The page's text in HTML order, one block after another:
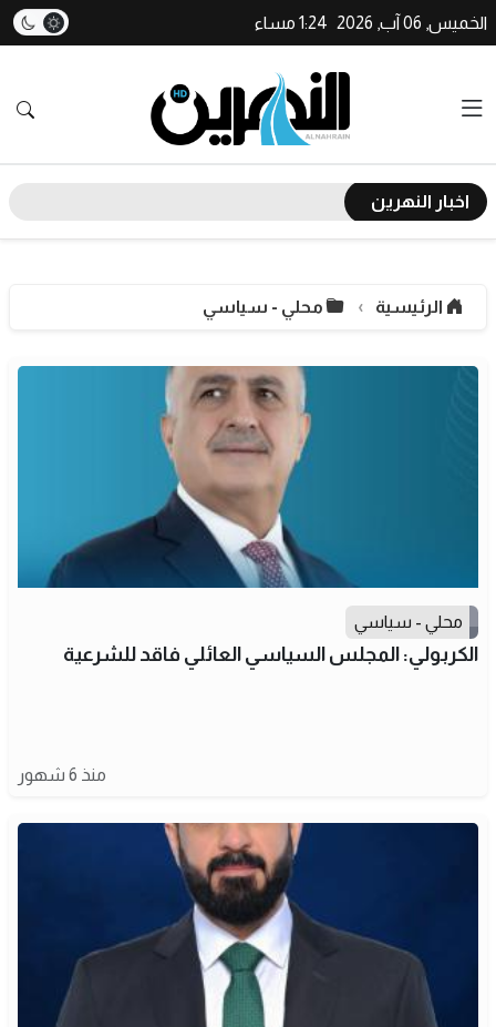
الخميس, 06 آب, 2026 1:24 مساء
اخبار النهرين
الرئيسية محلي - سياسي
محلي - سياسي
الكربولي: المجلس السياسي العائلي فاقد للشرعية
منذ 6 شهور